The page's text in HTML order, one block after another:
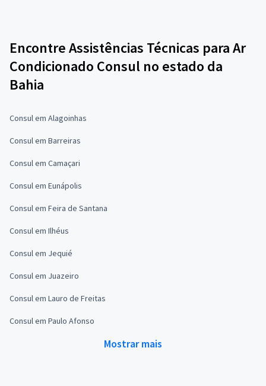
Encontre Assistências Técnicas para Ar
Condicionado Consul no estado da
Bahia
Consul em Alagoinhas
Consul em Barreiras
Consul em Camaçari
Consul em Eunápolis
Consul em Feira de Santana
Consul em Ilhéus
Consul em Jequié
Consul em Juazeiro
Consul em Lauro de Freitas
Consul em Paulo Afonso
Mostrar mais